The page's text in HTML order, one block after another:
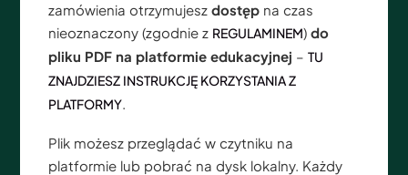
zamówienia otrzymujesz dostępna czas
nieoznaczony (zgodnie z REGULAMINEM) do
pliku PDF na platformie edukacyjnej – TU
ZNAJDZIESZ INSTRUKCJĘ KORZYSTANIA Z
PLATFORMY.
Plik możesz przeglądać w czytniku na
platformie lub pobrać na dysk lokalny. Każdy